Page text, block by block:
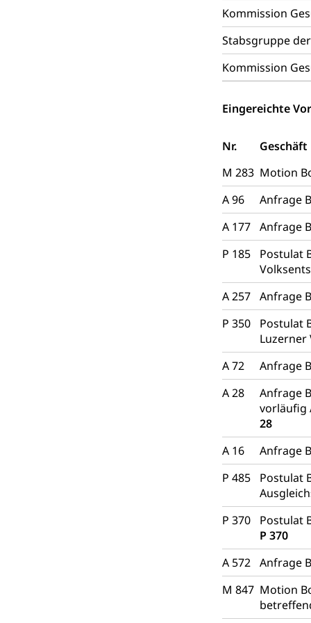
Kommission
Stabsgruppe
Kommission
Eingereichte
Nr. Geschäft
M 283 Motion
A 96
Anfrage
A 177 Anfrage
P 185
Postulat
A 257 Anfrage
P 350
Postulat
Luzerner
A 72 Anfrage
A 28
Anfrage
vorläufig
28
A 16 Anfrage
P 485
Postulat
P 370
Postulat
P 370
A 572 Anfrage
M 847 Motion
Polizei
Versorgung
Vorratshaltung,
Waffen
Zivildienst
Bundesamt
Zivilschutz
Zivilschutz
Staat und Recht
Zivilverfahren
Zivilrecht,
Betreibung
Bankrott,
Schulden
Demokratie
Volksrechte
Kantonale
Steuern